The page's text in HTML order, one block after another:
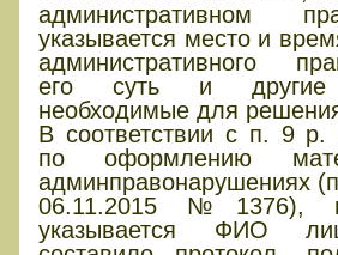
административном
указывается место и
административного
его суть и другие
необходимые для
В соответствии с п. 9 р.
по оформлению
админправонарушениях
06.11.2015 №1376),
указывается ФИО